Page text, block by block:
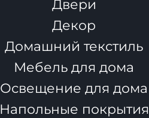
Двери
Декор
Домашний текстиль
Мебель для дома
Освещение для дома
Напольные покрытия